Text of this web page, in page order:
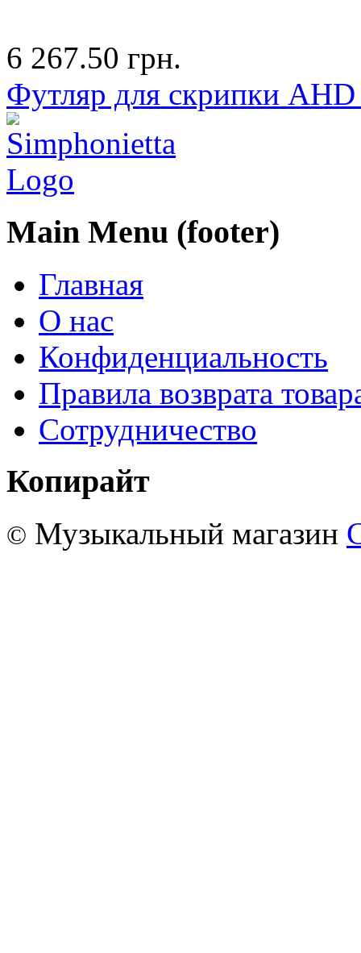
6 267.50 грн.
Футляр для скрипки
Main Menu (footer)
Главная
О нас
Конфиденциальность
Правила возврата
Сотрудничество
Копирайт
© Музыкальный магазин